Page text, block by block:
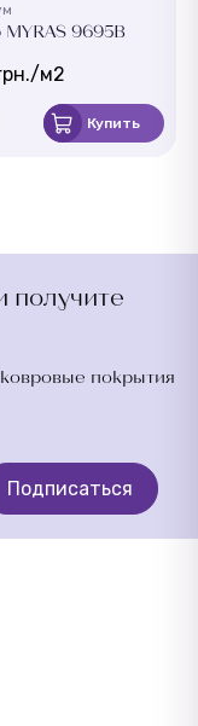
9695B
м2
Купить
получите
покрытия
Подписаться